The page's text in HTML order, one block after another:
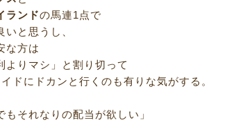
ランドの馬連1点で
いと思うし、
な方は
よりマシ」と割り切って
ドにドカンと行くのも有りな気がする。
もそれなりの配当が欲しい」